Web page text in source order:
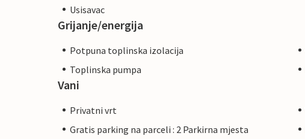
Usisavac
Grijanje/energija
Potpuna toplinska izolacija
Toplinska pumpa
Vani
Privatni vrt
Gratis parking na parceli : 2 Parkirna mjesta